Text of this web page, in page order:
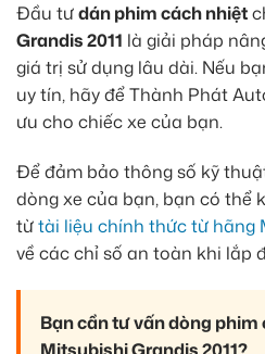
Đầu tưdán phim cách nhiệt
Grandis 2011 là giải pháp
giá trị sử dụng lâu dài. Nếu
uy tín, hãy để Thành Phát
ưu cho chiếc xe của bạn.
Để đảm bảo thông số kỹ
dòng xe của bạn, bạn có thể
từtài liệu chính thức từ hãng
về các chỉ số an toàn khi lắp
Bạn cần tư vấn dòng phim